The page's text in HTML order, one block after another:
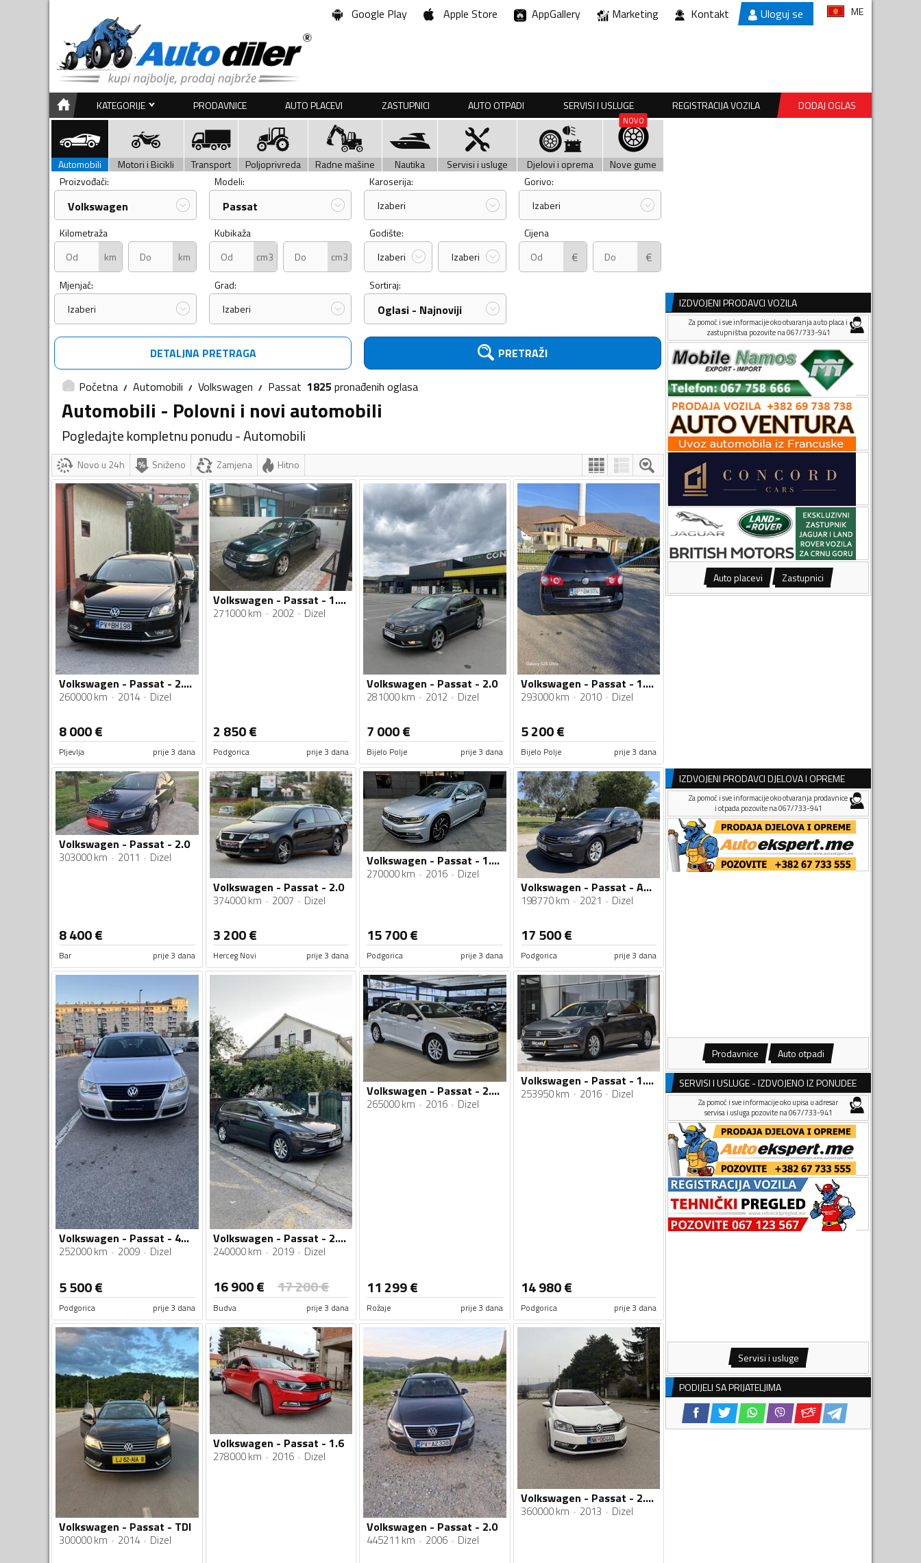
Google Play Apple Store AppGallery Marketing Kontakt Uloguj se ME
KATEGORIJE PRODAVNICE AUTO PLACEVI ZASTUPNICI AUTO OTPADI SERVISI I USLUGE REGISTRACIJA VOZILA DODAJ OGLAS
Automobili Motori i Bicikli Transport Poljoprivreda Radne mašine Nautika Servisi i usluge Djelovi i oprema
Nove gume
Proizvođači:
Volkswagen
Modeli:
Passat
Karoserija:
Izaberi
Gorivo:
Izaberi
Kilometraža
km
km
Kubikaža
cm3
cm3
Godište:
Izaberi
Izaberi
Cijena
€ €
Mjenjač:
Izaberi
Grad:
Izaberi
Sortiraj:
Oglasi - Najnoviji
DETALJNA PRETRAGA PRETRAŽI
Početna Automobili Volkswagen Passat 1825 pronađenih oglasa
Automobili - Polovni i novi automobili
Pogledajte kompletnu ponudu - Automobili
Novo u 24h Sniženo Zamjena Hitno
Volkswagen - Passat - 2.0 tdi
260000 km 2014 Dizel
8 000€
Pljevlja prije 3 dana
Volkswagen - Passat - 1.9 tdi
271000 km 2002 Dizel
2 850€
Podgorica prije 3 dana
Volkswagen - Passat - 2.0
281000 km 2012 Dizel
7 000€
Bijelo Polje prije 3 dana
Volkswagen - Passat - 1.6 tdi
293000 km 2010 Dizel
5 200€
Bijelo Polje prije 3 dana
Volkswagen - Passat - 2.0
303000 km 2011 Dizel
8 400€
Bar prije 3 dana
Volkswagen - Passat - 2.0
374000 km 2007 Dizel
3 200€
Herceg Novi prije 3 dana
Volkswagen - Passat - 1.6 Tdi
270000 km 2016 Dizel
15 700€
Podgorica prije 3 dana
Volkswagen - Passat - AUTOMATIK
198770 km 2021 Dizel
17 500€
Podgorica prije 3 dana
Volkswagen - Passat - 4X4 2.0 TDI
252000 km 2009 Dizel
5 500€
Podgorica prije 3 dana
Volkswagen - Passat - 2.0 TDI
240000 km 2019 Dizel
16 900€ 17 200€
Budva prije 3 dana
Volkswagen - Passat - 2.0 TDI
265000 km 2016 Dizel
11 299€
Rožaje prije 3 dana
Volkswagen - Passat - 1.6 TDI DSG Comfortline
253950 km 2016 Dizel
14 980€
Podgorica prije 3 dana
Volkswagen - Passat - TDI
300000 km 2014 Dizel
Volkswagen - Passat - 1.6
278000 km 2016 Dizel
Volkswagen - Passat - 2.0
445211 km 2006 Dizel
Volkswagen - Passat - 2.0 TDI
360000 km 2013 Dizel
IZDVOJENI PRODAVCI VOZILA
Za pomoć i sve informacije oko otvaranja auto placa i
zastupništva pozovite na 067/733-941
Auto placevi Zastupnici
IZDVOJENI PRODAVCI DJELOVA I OPREME
Za pomoć i sve informacije oko otvaranja prodavnice
i otpada pozovite na 067/733-941
Prodavnice Auto otpadi
SERVISI I USLUGE - IZDVOJENO IZ PONUDEE
Za pomoć i sve informacije oko upisa u adresar
servisa i usluga pozovite na 067/733-941
Servisi i usluge
PODIJELI SA PRIJATELJIMA